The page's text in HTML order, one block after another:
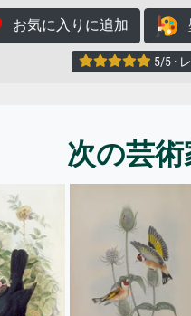
お気に入りに追加
5/5 ·
次の芸